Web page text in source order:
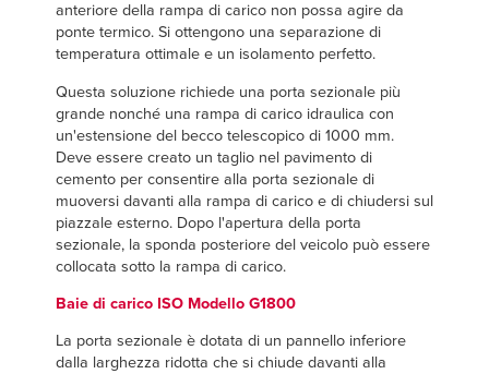
anteriore della rampa di carico non possa agire da
ponte termico. Si ottengono una separazione di
temperatura ottimale e un isolamento perfetto.
Questa soluzione richiede una porta sezionale più
grande nonché una rampa di carico idraulica con
un'estensione del becco telescopico di 1000 mm.
Deve essere creato un taglio nel pavimento di
cemento per consentire alla porta sezionale di
muoversi davanti alla rampa di carico e di chiudersi sul
piazzale esterno. Dopo l'apertura della porta
sezionale, la sponda posteriore del veicolo può essere
collocata sotto la rampa di carico.
Baie di carico ISO Modello G1800
La porta sezionale è dotata di un pannello inferiore
dalla larghezza ridotta che si chiude davanti alla